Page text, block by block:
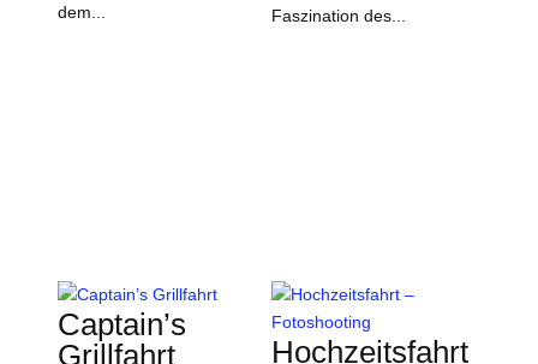
dem... Faszination des...
Captain’s
Grillfahrt
Hochzeitsfahrt